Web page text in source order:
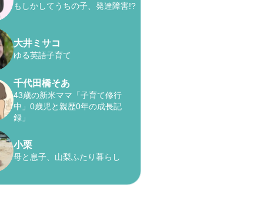
もしかしてうちの子、発達障害!?
大井ミサコ
ゆる英語子育て
千代田橋そあ
43歳の新米ママ「子育て修行
中」0歳児と親歴0年の成長記
録」
小栗
母と息子、山梨ふたり暮らし